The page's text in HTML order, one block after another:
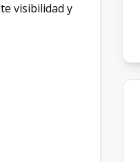
visibilidad y